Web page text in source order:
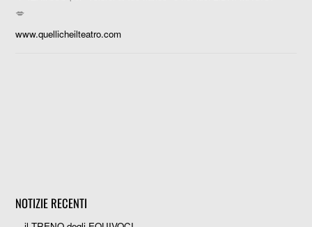
💋
www.quellicheilteatro.com
NOTIZIE RECENTI